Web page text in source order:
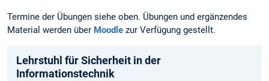
Termine der Übungen siehe oben. Übungen und ergänzendes
Material werden über Moodle zur Verfügung gestellt.
Lehrstuhl für Sicherheit in der
Informationstechnik